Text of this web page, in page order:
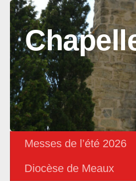
Skip to content
Messes de l’été 2026
Diocèse de Meaux